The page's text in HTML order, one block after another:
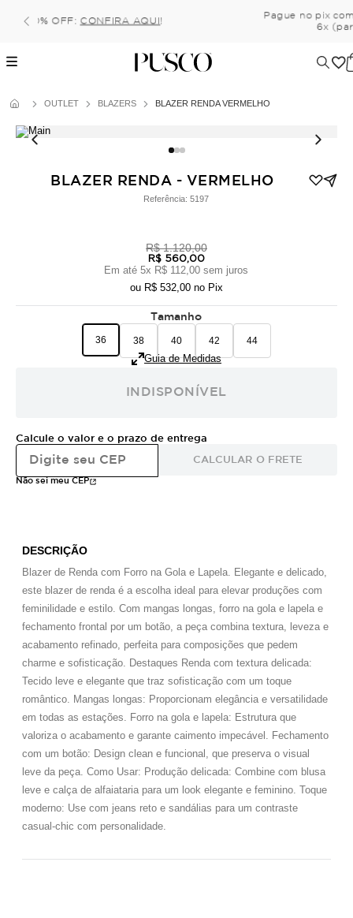
Pague no pix com 5% de desconto, ou parcele no cartão em
6x (parcela mínima de 100 reais) sem juros!
OUTLET BLAZERS BLAZER RENDA VERMELHO
BLAZER RENDA - VERMELHO
Referência:5197
R$ 1.120,00
R$ 560,00
Em até5x R$ 112,00 sem juros
ou R$ 532,00 no Pix
Tamanho
36 38 40 42 44
Guia de Medidas
INDISPONÍVEL
Calcule o valor e o prazo de entrega
CALCULAR O FRETE
Não sei meu CEP
DESCRIÇÃO
Blazer de Renda com Forro na Gola e Lapela. Elegante e delicado,
este blazer de renda é a escolha ideal para elevar produções com
feminilidade e estilo. Com mangas longas, forro na gola e lapela e
fechamento frontal por um botão, a peça combina textura, leveza e
acabamento refinado, perfeita para composições que pedem
charme e sofisticação. Destaques Renda com textura delicada:
Tecido leve e elegante que traz sofisticação com um toque
romântico. Mangas longas: Proporcionam elegância e versatilidade
em todas as estações. Forro na gola e lapela: Estrutura que
valoriza o acabamento e garante caimento impecável. Fechamento
com um botão: Design clean e funcional, que preserva o visual
leve da peça. Como Usar: Produção delicada: Combine com blusa
leve e calça de alfaiataria para um look elegante e feminino. Toque
moderno: Use com jeans reto e sandálias para um contraste
casual-chic com personalidade.